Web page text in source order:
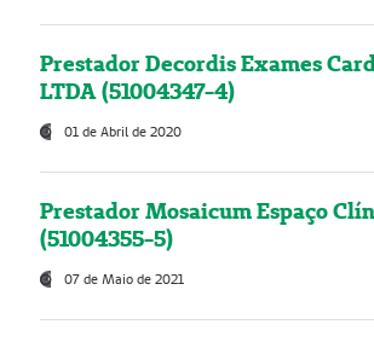
Prestador Decordis Exames
LTDA (51004347-4)
01 de Abril de 2020
Prestador Mosaicum Espaço
(51004355-5)
07 de Maio de 2021